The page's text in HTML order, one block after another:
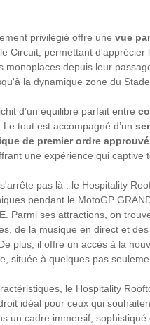
privilégié offre une vue
Circuit, permettant d'apprécier
monoplaces depuis leur
la dynamique zone du Stade.
d’un équilibre parfait entre
Le tout est accompagné d’un
de premier ordre
une expérience qui captive
pas là : le Hospitality
pendant le MotoGP
Parmi ses attractions, on
de la musique en direct et
plus, il offre un accès à la
située à quelques pas
le Hospitality
idéal pour ceux qui
un cadre immersif, sophistiqué